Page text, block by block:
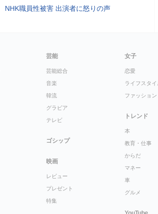
NHK職員性被害 出演者に怒りの声
芸能
芸能総合
音楽
韓流
グラビア
テレビ
ゴシップ
映画
レビュー
プレゼント
特集
女子
恋愛
ライフスタイ
ファッション
トレンド
本
教育・仕事
からだ
マネー
車
グルメ